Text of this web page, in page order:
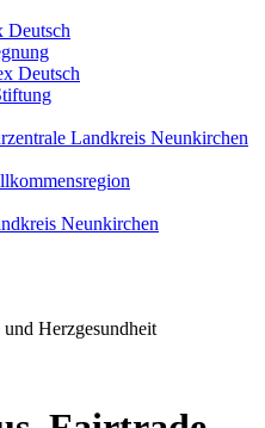
Deutsch
Deutsch
Landkreis Neunkirchen
Neunkirchen
Herzgesundheit